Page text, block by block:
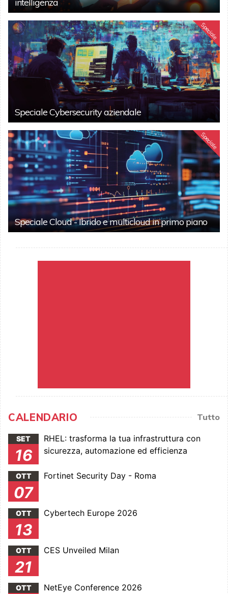
intelligenza
Speciale
Speciale Cybersecurity aziendale
Speciale
Speciale Cloud - Ibrido e multicloud in primo piano
CALENDARIO Tutto
SET
16
RHEL: trasforma la tua infrastruttura con
sicurezza, automazione ed efficienza
OTT
07
Fortinet Security Day - Roma
OTT
13
Cybertech Europe 2026
OTT
21
CES Unveiled Milan
OTT NetEye Conference 2026